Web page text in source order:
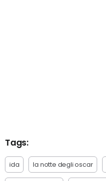
Tags:
ida la notte degli oscar